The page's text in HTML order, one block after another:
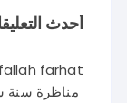
أحدث
farhat
مناظرة سنة سادسة